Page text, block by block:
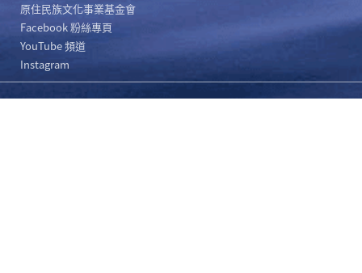
原住民族文化事業基金會
Facebook 粉絲專頁
YouTube 頻道
Instagram